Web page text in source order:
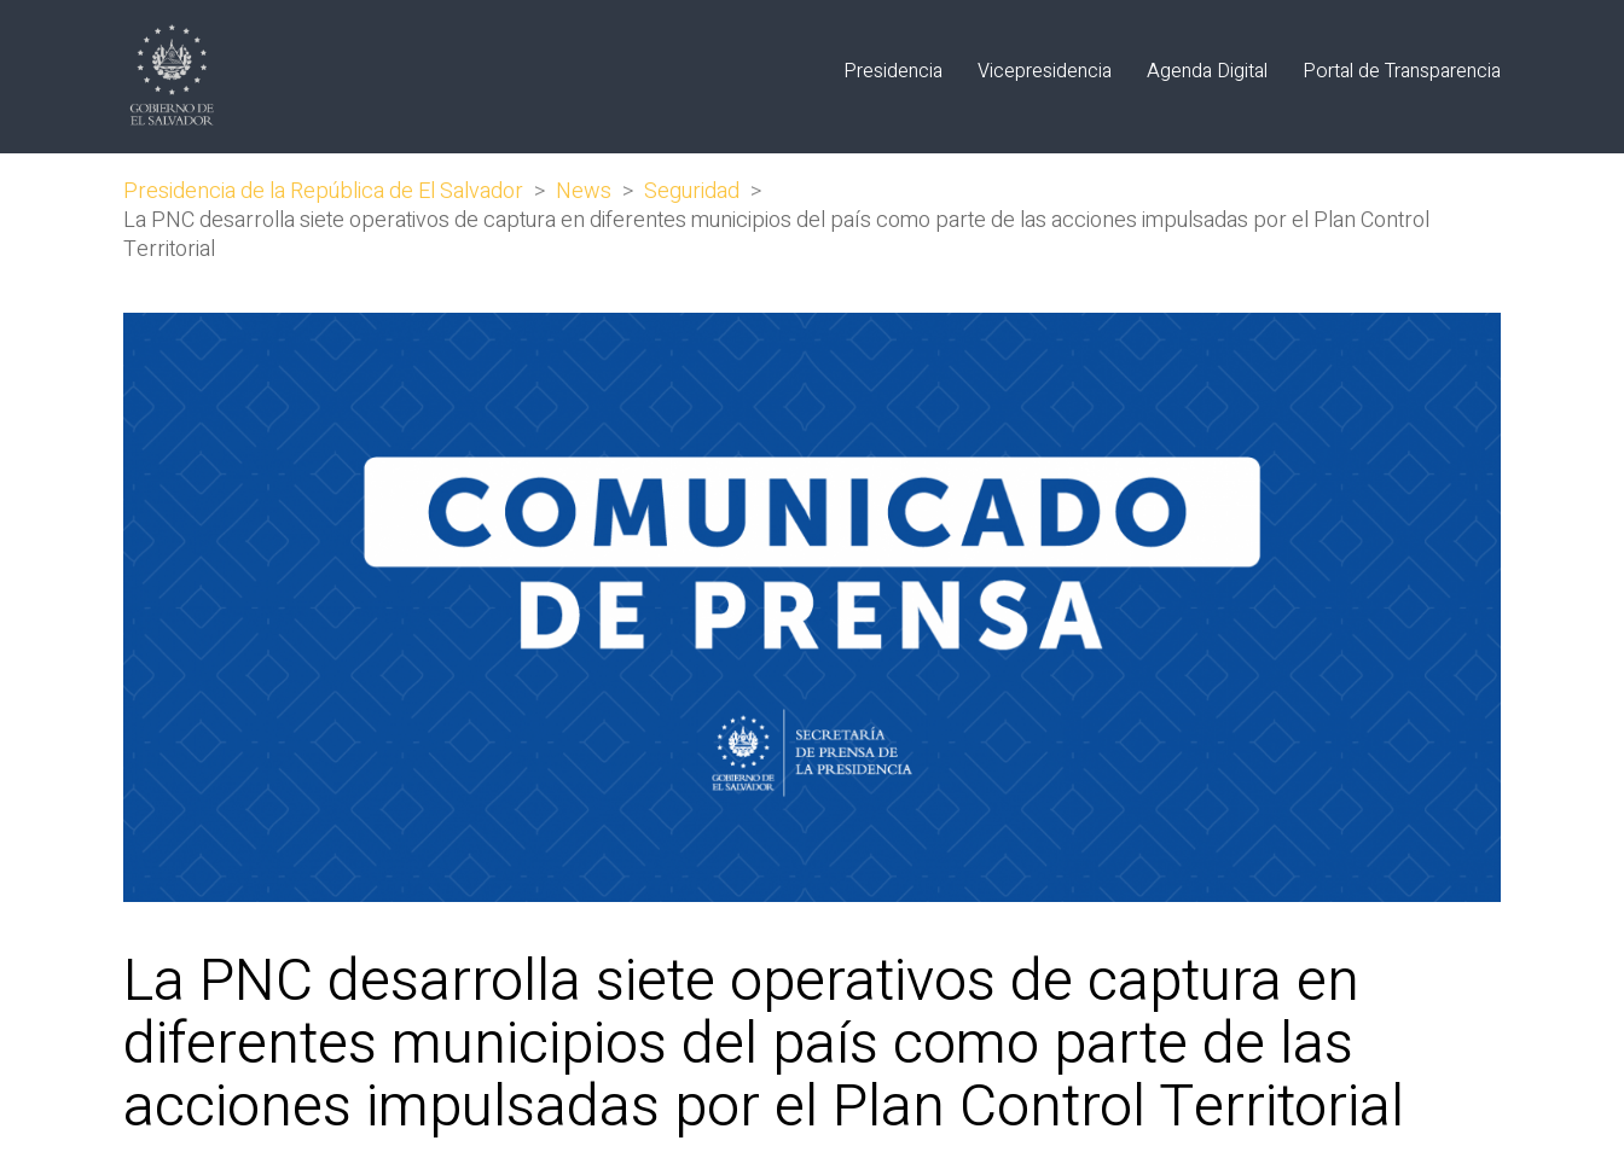
Presidencia Vicepresidencia Agenda Digital Portal de Transparencia
Presidencia de la República de El Salvador > News > Seguridad >
La PNC desarrolla siete operativos de captura en diferentes municipios del país como parte de las acciones impulsadas por el Plan Control
Territorial
La PNC desarrolla siete operativos de captura en
diferentes municipios del país como parte de las
acciones impulsadas por el Plan Control Territorial